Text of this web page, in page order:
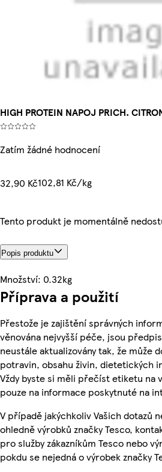
HIGH PROTEIN NAPOJ PRICH.
Zatím žádné hodnocení
32,90 Kč102,81 Kč/kg
Tento produkt je momentálně
Popis produktu
Množství: 0.32kg
Příprava a použití
Přestože je zajištění správných
věnována nejvyšší péče, jsou
neustále aktualizovány tak, že může
potravin, obsahu živin, dietetických
Vždy byste si měli přečíst etiketu na
pouze na informace poskytnuté na
V případě jakýchkoliv Vašich dotazů
ohledně výrobků značky Tesco,
pro služby zákazníkům Tesco nebo
pokdu se nejedná o výrobek značky